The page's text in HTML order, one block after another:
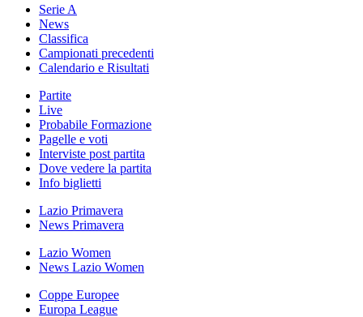
Serie A
News
Classifica
Campionati precedenti
Calendario e Risultati
Partite
Live
Probabile Formazione
Pagelle e voti
Interviste post partita
Dove vedere la partita
Info biglietti
Lazio Primavera
News Primavera
Lazio Women
News Lazio Women
Coppe Europee
Europa League